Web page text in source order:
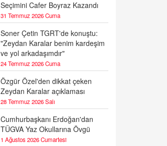
Seçimini Cafer Boyraz Kazandı
31 Temmuz 2026 Cuma
Soner Çetin TGRT'de konuştu:
"Zeydan Karalar benim kardeşim
ve yol arkadaşımdır"
24 Temmuz 2026 Cuma
Özgür Özel'den dikkat çeken
Zeydan Karalar açıklaması
28 Temmuz 2026 Salı
Cumhurbaşkanı Erdoğan'dan
TÜGVA Yaz Okullarına Övgü
1 Ağustos 2026 Cumartesi